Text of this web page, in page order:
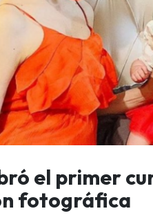
el primer
fotográfica